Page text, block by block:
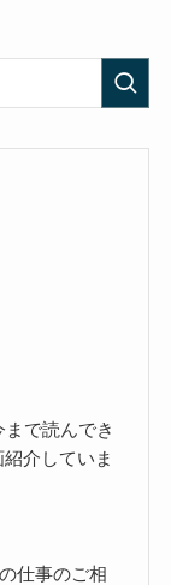
まで読んでき
介していま
仕事のご相